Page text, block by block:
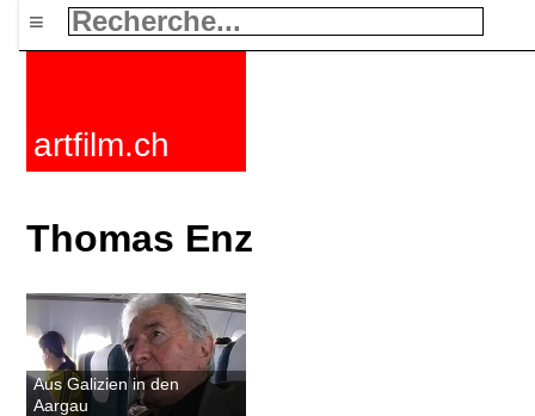
≡
artfilm.ch
Thomas Enz
Aus Galizien in den
Aargau